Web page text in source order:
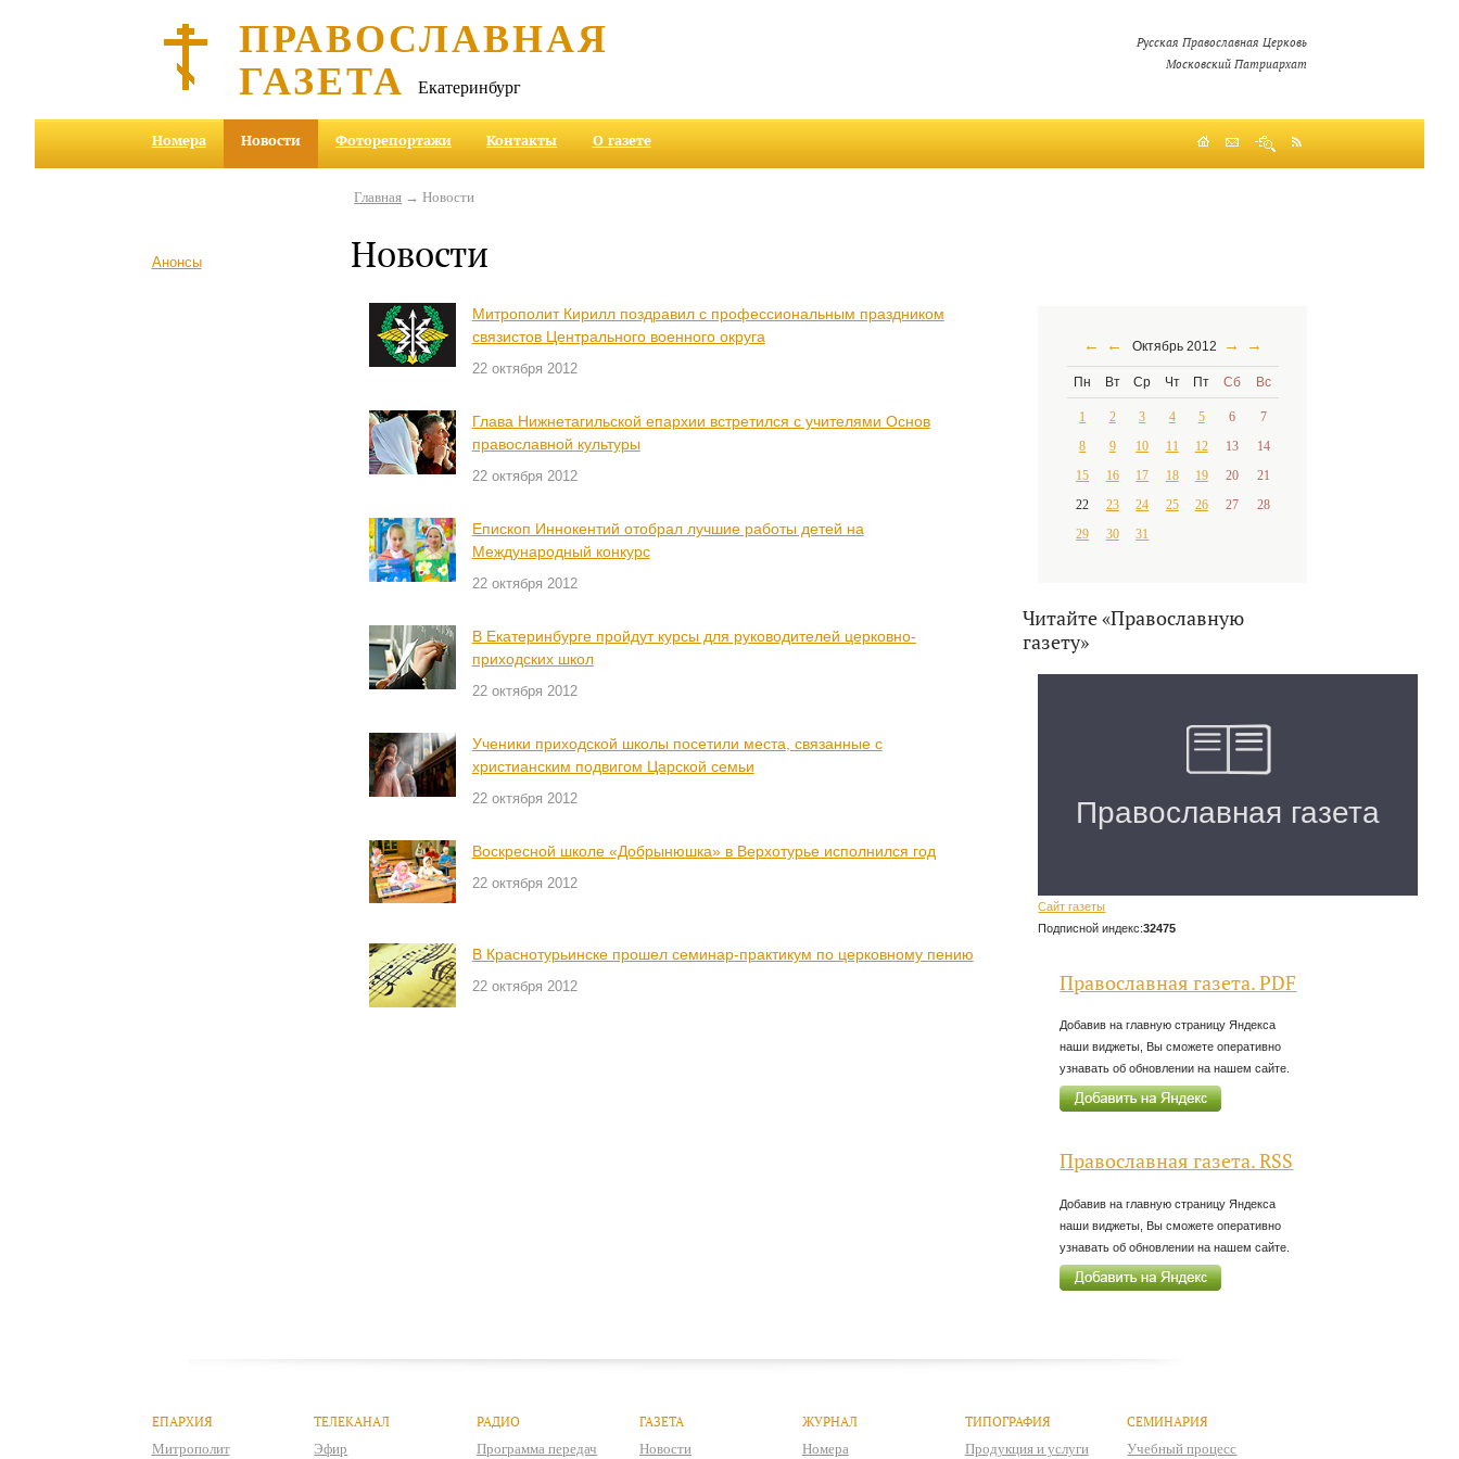
ПРАВОСЛАВНАЯ
ГАЗЕТА Екатеринбург
Русская Православная Церковь
Московский Патриархат
Номера Новости Фоторепортажи Контакты О газете
Анонсы
Главная → Новости
Новости
Митрополит Кирилл поздравил с профессиональным праздником
связистов Центрального военного округа
22 октября 2012
Глава Нижнетагильской епархии встретился с учителями Основ
православной культуры
22 октября 2012
Епископ Иннокентий отобрал лучшие работы детей на
Международный конкурс
22 октября 2012
В Екатеринбурге пройдут курсы для руководителей церковно-
приходских школ
22 октября 2012
Ученики приходской школы посетили места, связанные с
христианским подвигом Царской семьи
22 октября 2012
Воскресной школе «Добрынюшка» в Верхотурье исполнился год
22 октября 2012
В Краснотурьинске прошел семинар-практикум по церковному пению
22 октября 2012
← ← Октябрь 2012 → →
Пн Вт Ср Чт Пт Сб Вс
1 2 3 4 5 6
7
8
9 10 11 12 13
14
15
16 17 18 19 20
21
22
23 24 25 26 27
28
29
30 31
Читайте «Православную
газету»
Сайт газеты
Подписной индекс:32475
Православная газета. PDF
Добавив на главную страницу Яндекса
наши виджеты, Вы сможете оперативно
узнавать об обновлении на нашем сайте.
Православная газета. RSS
Добавив на главную страницу Яндекса
наши виджеты, Вы сможете оперативно
узнавать об обновлении на нашем сайте.
ЕПАРХИЯ
Митрополит
ТЕЛЕКАНАЛ
Эфир
РАДИО
Программа передач
ГАЗЕТА
Новости
ЖУРНАЛ
Номера
ТИПОГРАФИЯ
Продукция и услуги
СЕМИНАРИЯ
Учебный процесс